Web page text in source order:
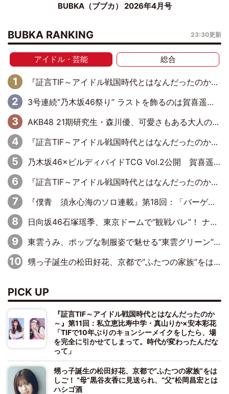
BUBKA（ブブカ） 2026年4月号
BUBKA RANKING 23:30更新
アイドル・芸能 総合
『証言TIF～アイドル戦国時代とはなんだったのか～』第6回：でんぱ組.inc・古川未鈴×相沢梨紗「『ハロプロやりたかったな』って言ったら、夢眠ねむさんに『てめえはでんぱ組．incなんだよ！』って肩パンされて(笑)」
3号連続“乃木坂46祭り” ラストを飾るのは賀喜遥香…5年ぶりの登場に「5年分大人になった私を見ていただけたら」
AKB48 21期研究生・森川優、可愛さもある大人の女性に
『証言TIF～アイドル戦国時代とはなんだったのか～』第10回：さくら学院・武藤彩未×飯田らうら「正直、中3で辞めるというのを信じてなくて。そう言われてはいたけど、嘘でしょって」
乃木坂46×ビルディバイドTCG Vol.2公開 賀喜遥香＆田村真佑が『京まふ』ステージに登壇
『証言TIF～アイドル戦国時代とはなんだったのか～』第11回：私立恵比寿中学・真山りか×安本彩花「TIFで10年ぶりのキョンシーメイクをしたら、場を完全に引かせてしまって。時代が変わったんだなって」
『僕青 須永心海のソロ連載』第18回：「バーゲンセールハンターみうな inしまむら」編
日向坂46石塚瑶季、東京ドームで“観戦バレ”！ ナイツ・塙も認めた「巨人に詳しすぎるアイドル」は元VENUSスクール生で杉内コーチ推し⁉
東雲うみ、ポップな制服姿で魅せる“東雲グリーン”の正体
甥っ子誕生の松田好花、京都で“ふたつの家族”をはしご！ “母”黒谷友香に見送られ、“父”松岡昌宏とはハシゴ酒
PICK UP
『証言TIF～アイドル戦国時代とはなんだったのか
～』第11回：私立恵比寿中学・真山りか×安本彩花
「TIFで10年ぶりのキョンシーメイクをしたら、場
を完全に引かせてしまって。時代が変わったんだな
って」
甥っ子誕生の松田好花、京都で“ふたつの家族”をは
しご！ “母”黒谷友香に見送られ、“父”松岡昌宏とは
ハシゴ酒